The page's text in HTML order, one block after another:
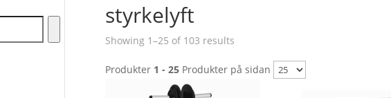
styrkelyft
Showing 1–25 of 103 resultsSorted
latest
Produkter 1 - 25Produkter på sidan